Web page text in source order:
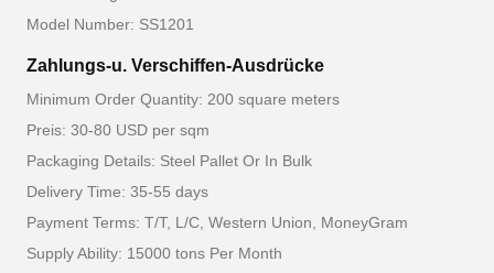
Model Number: SS1201
Zahlungs-u. Verschiffen-Ausdrücke
Minimum Order Quantity: 200 square meters
Preis: 30-80 USD per sqm
Packaging Details: Steel Pallet Or In Bulk
Delivery Time: 35-55 days
Payment Terms: T/T, L/C, Western Union, MoneyGram
Supply Ability: 15000 tons Per Month